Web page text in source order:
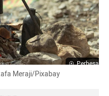
Perbesar
Meraji/Pixabay